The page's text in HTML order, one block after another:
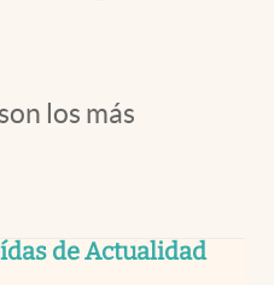
los más
de Actualidad